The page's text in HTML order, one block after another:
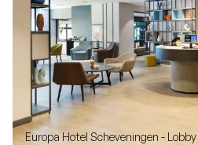
Europa Hotel Scheveningen - Lobby